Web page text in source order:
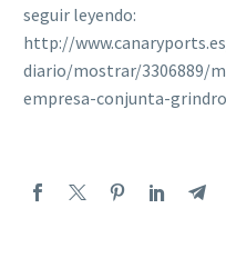
seguir leyendo:
http://
diario/mostrar/3306889/
empresa-conjunta-